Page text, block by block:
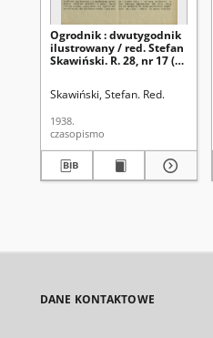
Ogrodnik : dwutygodnik
ilustrowany / red. Stefan
Skawiński. R. 28, nr 17 (1
Skawiński, Stefan. Red.
1938.
czasopismo
DANE KONTAKTOWE